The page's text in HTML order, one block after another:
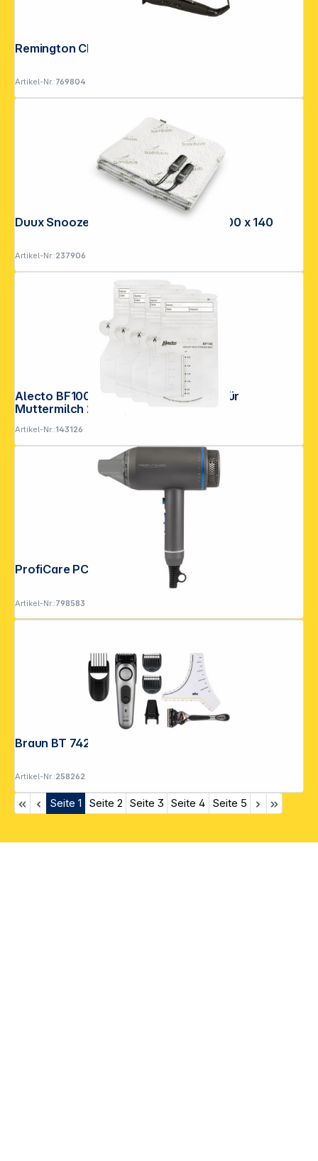
Artikel-Nr.:769804
Duux Snooze Bamboo Wärmedecke 200 x 140
Artikel-Nr.:237906
Alecto BF100 Aufbewahrungsbeutel für
Muttermilch 220 ml, 100 St.
Artikel-Nr.:143126
ProfiCare PC-HT 3082
Artikel-Nr.:798583
Braun BT 7420 Beard Trimmer
Artikel-Nr.:258262
Seite 1 Seite 2 Seite 3 Seite 4 Seite 5